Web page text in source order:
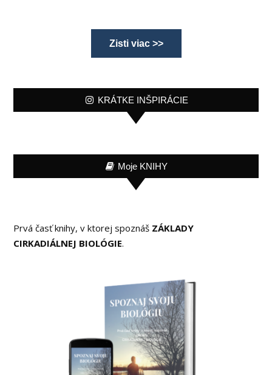
Zisti viac >>
KRÁTKE INŠPIRÁCIE
Moje KNIHY
Prvá časť knihy, v ktorej spoznáš ZÁKLADY
CIRKADIÁLNEJ BIOLÓGIE.